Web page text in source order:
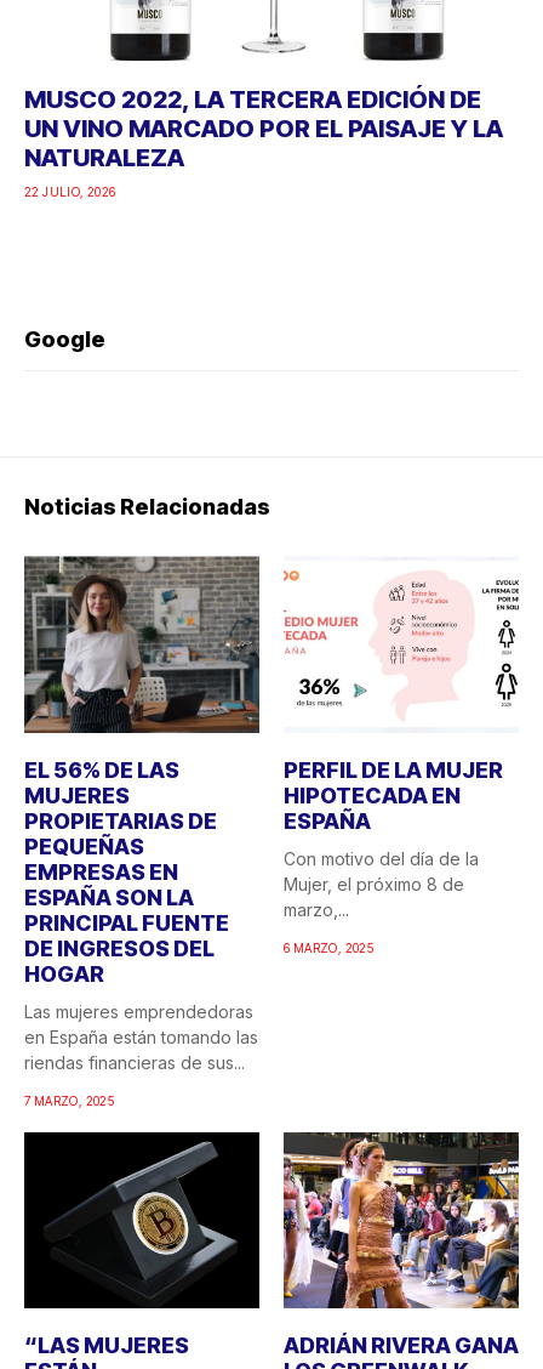
MUSCO 2022, LA TERCERA EDICIÓN DE
UN VINO MARCADO POR EL PAISAJE Y LA
NATURALEZA
22 JULIO, 2026
Google
Noticias Relacionadas
EL 56% DE LAS
MUJERES
PROPIETARIAS DE
PEQUEÑAS
EMPRESAS EN
ESPAÑA SON LA
PRINCIPAL FUENTE
DE INGRESOS DEL
HOGAR
Las mujeres emprendedoras
en España están tomando las
riendas financieras de sus...
7 MARZO, 2025
PERFIL DE LA MUJER
HIPOTECADA EN
ESPAÑA
Con motivo del día de la
Mujer, el próximo 8 de
marzo,...
6 MARZO, 2025
“LAS MUJERES
ADRIÁN RIVERA GANA